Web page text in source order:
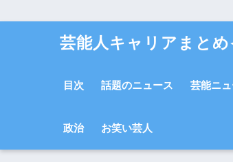
芸能人キャリアまと
目次 話題のニュース 芸能ニ
政治 お笑い芸人